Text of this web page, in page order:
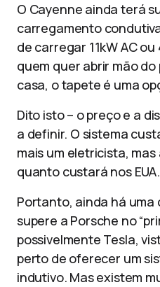
O Cayenne ainda terá
carregamento
de carregar 11kW AC
quem quer abrir mão do
casa, o tapete é uma
Dito isto – o preço e a
a definir. O sistema
mais um eletricista,
quanto custará nos EUA.
Portanto, ainda há uma
supere a Porsche no
possivelmente Tesla,
perto de oferecer um
indutivo. Mas existem